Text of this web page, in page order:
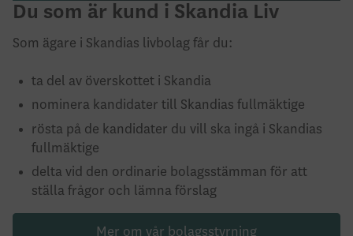
Du som är kund i Skandia Liv
Som ägare i Skandias livbolag får du:
ta del av överskottet i Skandia
nominera kandidater till Skandias fullmäktige
rösta på de kandidater du vill ska ingå i Skandias
fullmäktige
delta vid den ordinarie bolagsstämman för att
ställa frågor och lämna förslag
Mer om vår bolagsstyrning